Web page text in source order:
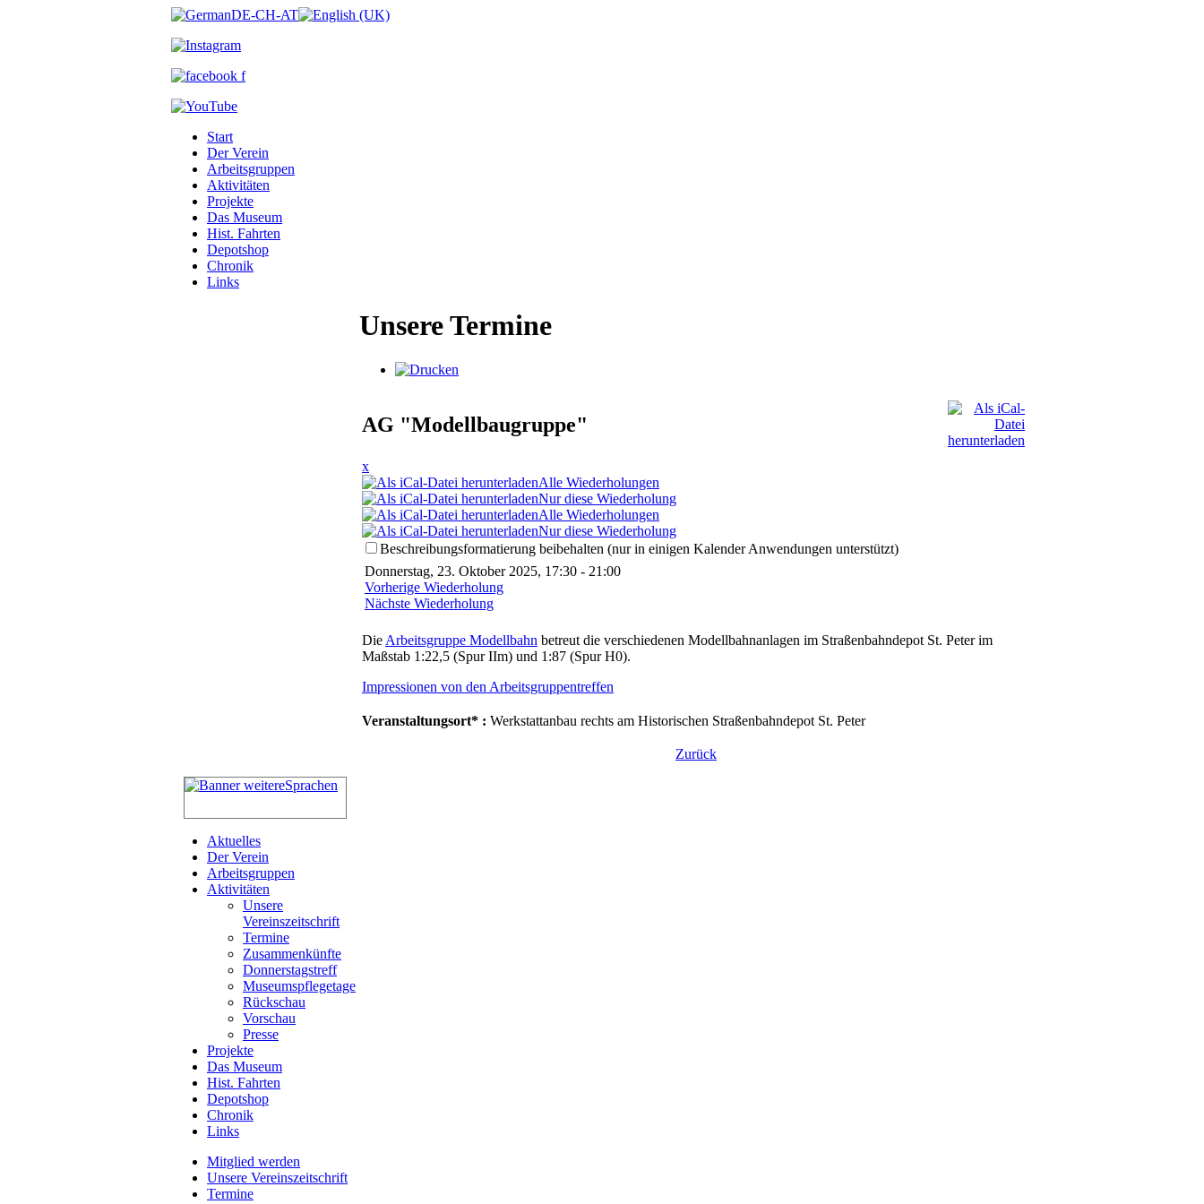
Start
Der Verein
Arbeitsgruppen
Aktivitäten
Projekte
Das Museum
Hist. Fahrten
Depotshop
Chronik
Links
Unsere Termine
AG "Modellbaugruppe"
x
Alle Wiederholungen
Nur diese Wiederholung
Alle Wiederholungen
Nur diese Wiederholung
Beschreibungsformatierung beibehalten (nur in einigen Kalender Anwendungen unterstützt)
Donnerstag, 23. Oktober 2025, 17:30 - 21:00
Vorherige Wiederholung
Nächste Wiederholung
Die Arbeitsgruppe Modellbahn betreut die verschiedenen Modellbahnanlagen im Straßenbahndepot St. Peter im
Maßstab 1:22,5 (Spur IIm) und 1:87 (Spur H0).
Impressionen von den Arbeitsgruppentreffen
Veranstaltungsort* : Werkstattanbau rechts am Historischen Straßenbahndepot St. Peter
Zurück
Aktuelles
Der Verein
Arbeitsgruppen
Aktivitäten
Unsere
Vereinszeitschrift
Termine
Zusammenkünfte
Donnerstagstreff
Museumspflegetage
Rückschau
Vorschau
Presse
Projekte
Das Museum
Hist. Fahrten
Depotshop
Chronik
Links
Mitglied werden
Unsere Vereinszeitschrift
Termine